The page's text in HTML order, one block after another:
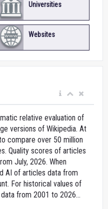
Universities
Websites
relative evaluation of
versions of Wikipedia. At
compare over 50 million
Quality scores of articles
July, 2026. When
AI of articles data from
For historical values of
from 2001 to 2026...